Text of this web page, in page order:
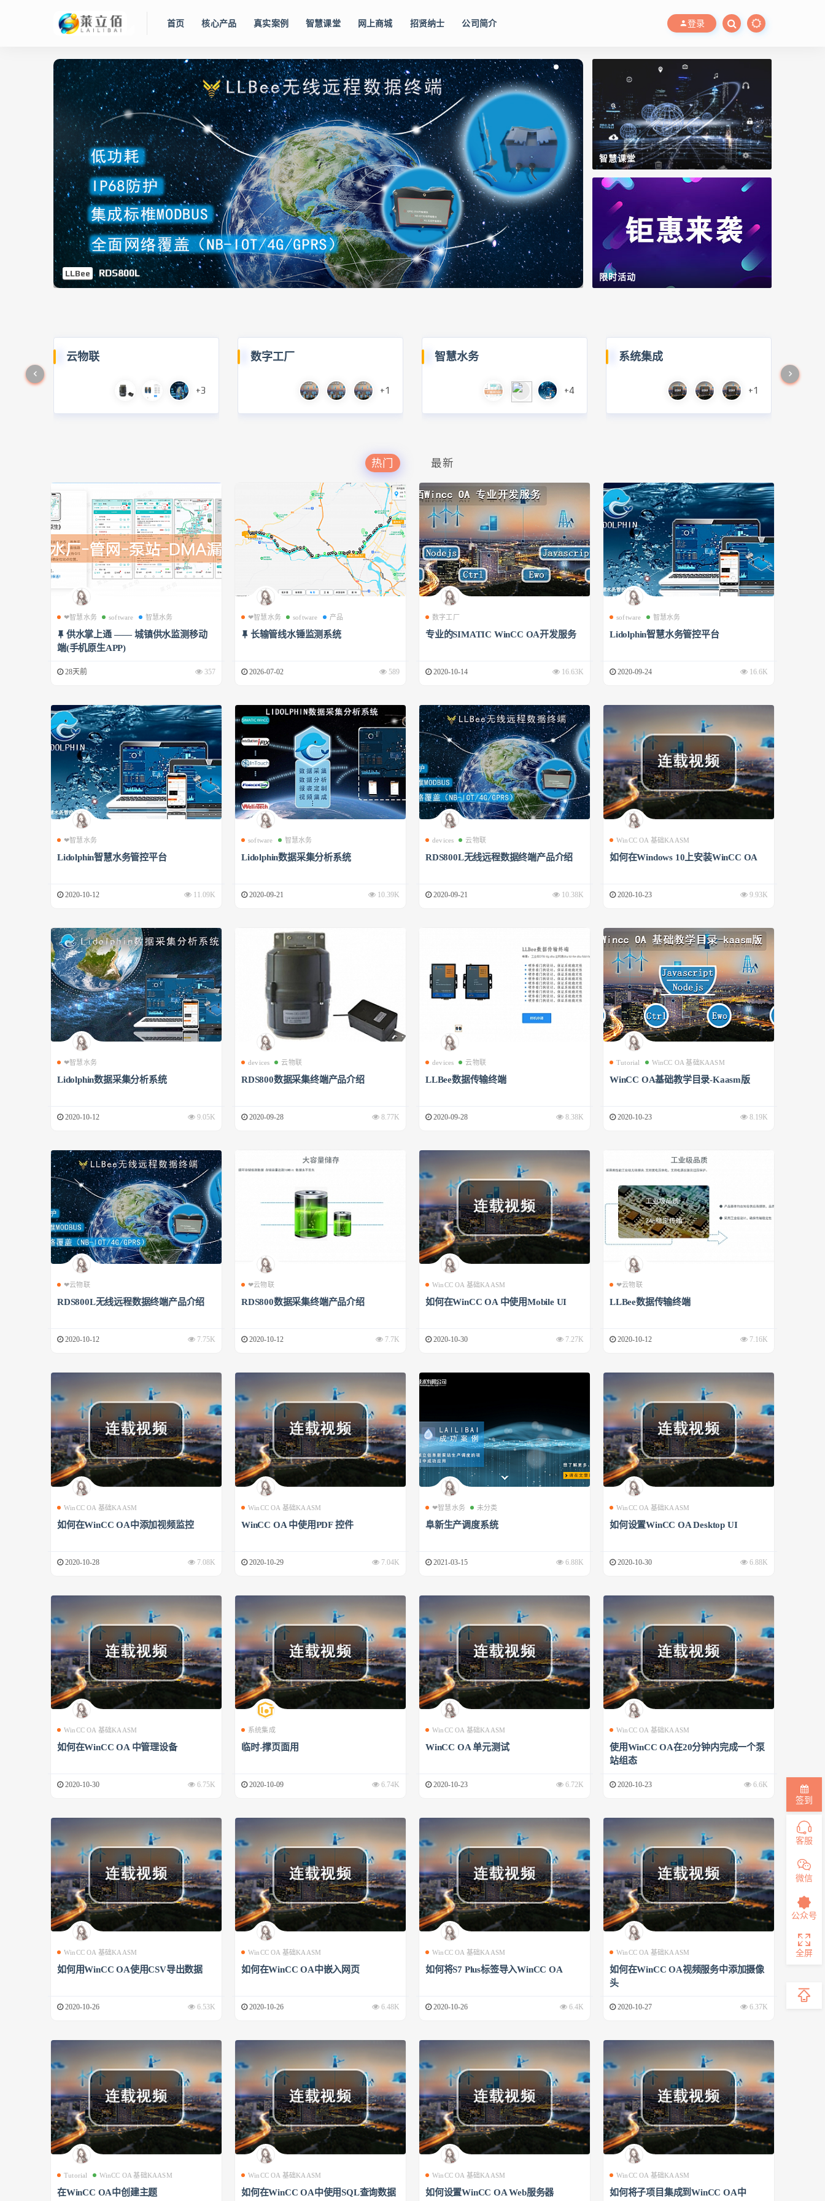
首页 核心产品 真实案例 智慧课堂 网上商城 招贤纳士 公司简介 登录
LLBee RDS800L 数字工厂
智慧课堂
限时活动
云物联
+3
数字工厂
+1
智慧水务
+4
系统集成
+1
热门 最新
❤智慧水务 software 智慧水务
供水掌上通 —— 城镇供水监测移动
端(手机原生APP)
28天前 357
❤智慧水务 software 产品
长输管线水锤监测系统
2026-07-02 589
数字工厂
专业的SIMATIC WinCC OA开发服务
2020-10-14 16.63K
software 智慧水务
Lidolphin智慧水务管控平台
2020-09-24 16.6K
❤智慧水务
Lidolphin智慧水务管控平台
2020-10-12 11.09K
software 智慧水务
Lidolphin数据采集分析系统
2020-09-21 10.39K
devices 云物联
RDS800L无线远程数据终端产品介绍
2020-09-21 10.38K
WinCC OA 基础KAASM
如何在Windows 10上安装WinCC OA
2020-10-23 9.93K
❤智慧水务
Lidolphin数据采集分析系统
2020-10-12 9.05K
devices 云物联
RDS800数据采集终端产品介绍
2020-09-28 8.77K
devices 云物联
LLBee数据传输终端
2020-09-28 8.38K
Tutorial WinCC OA 基础KAASM
WinCC OA基础教学目录-Kaasm版
2020-10-23 8.19K
❤云物联
RDS800L无线远程数据终端产品介绍
2020-10-12 7.75K
❤云物联
RDS800数据采集终端产品介绍
2020-10-12 7.7K
WinCC OA 基础KAASM
如何在WinCC OA 中使用Mobile UI
2020-10-30 7.27K
❤云物联
LLBee数据传输终端
2020-10-12 7.16K
WinCC OA 基础KAASM
如何在WinCC OA中添加视频监控
2020-10-28 7.08K
WinCC OA 基础KAASM
WinCC OA 中使用PDF 控件
2020-10-29 7.04K
❤智慧水务 未分类
阜新生产调度系统
2021-03-15 6.88K
WinCC OA 基础KAASM
如何设置WinCC OA Desktop UI
2020-10-30 6.88K
WinCC OA 基础KAASM
如何在WinCC OA 中管理设备
2020-10-30 6.75K
系统集成
临时-撑页面用
2020-10-09 6.74K
WinCC OA 基础KAASM
WinCC OA 单元测试
2020-10-23 6.72K
WinCC OA 基础KAASM
使用WinCC OA在20分钟内完成一个泵
站组态
2020-10-23 6.6K
WinCC OA 基础KAASM
如何用WinCC OA使用CSV导出数据
2020-10-26 6.53K
WinCC OA 基础KAASM
如何在WinCC OA中嵌入网页
2020-10-26 6.48K
WinCC OA 基础KAASM
如何将S7 Plus标签导入WinCC OA
2020-10-26 6.4K
WinCC OA 基础KAASM
如何在WinCC OA视频服务中添加摄像
头
2020-10-27 6.37K
Tutorial WinCC OA 基础KAASM
在WinCC OA中创建主题
WinCC OA 基础KAASM
如何在WinCC OA中使用SQL查询数据
WinCC OA 基础KAASM
如何设置WinCC OA Web服务器
WinCC OA 基础KAASM
如何将子项目集成到WinCC OA中
签到
客服
微信
公众号
全屏